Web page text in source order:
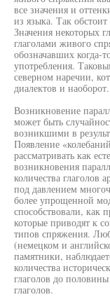
все значения и
из языка. Так
Значения некоторых
глаголами живого
обозначавших когда-
употребления.
северном наречии,
диалектов и наоборот.
Возникновение
может быть
возникшими в
Появление
рассматривать как
возникновения
количества глаголов
под давлением
более упрощенной
способствовали, как
которые приводят к
типов спряжения.
(немецком и
памятники,
количества
глаголов до
глаголов.